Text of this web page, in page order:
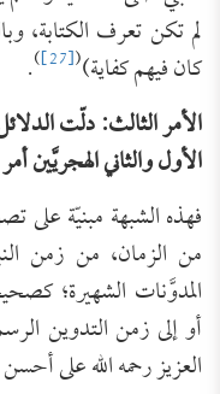
لم تكن تعرف الكتابة،
كان فيهم كفاية)(
[27]
)
.
الأمر الثالث: دلّت
الأول والثاني الهجريَّين
فهذه الشبهة مبنيّة على
من الزمان، من زمن
المدوَّنات الشهيرة؛
أو إلى زمن التدوين
العزيز رحمه الله على